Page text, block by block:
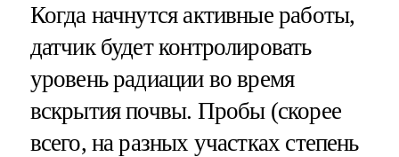
Когда начнутся активные работы,
датчик будет контролировать
уровень радиации во время
вскрытия почвы. Пробы (скорее
всего, на разных участках степень